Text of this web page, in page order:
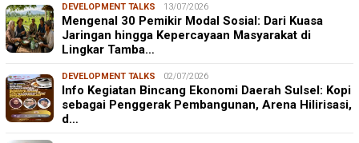
DEVELOPMENT TALKS 13/07/2026
Mengenal 30 Pemikir Modal Sosial: Dari Kuasa
Jaringan hingga Kepercayaan Masyarakat di
Lingkar Tamba…
DEVELOPMENT TALKS 02/07/2026
Info Kegiatan Bincang Ekonomi Daerah Sulsel: Kopi
sebagai Penggerak Pembangunan, Arena Hilirisasi,
d…